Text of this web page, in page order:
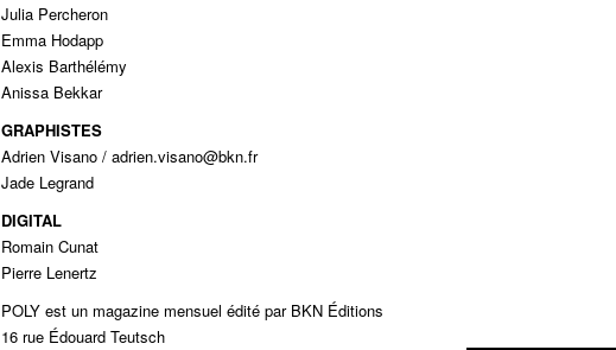
Julia Percheron
Emma Hodapp
Alexis Barthélémy
Anissa Bekkar
GRAPHISTES
Adrien Visano / adrien.visano@bkn.fr
Jade Legrand
DIGITAL
Romain Cunat
Pierre Lenertz
POLY est un magazine mensuel édité par BKN Éditions
16 rue Édouard Teutsch